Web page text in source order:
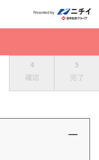
4
確認
5
完了